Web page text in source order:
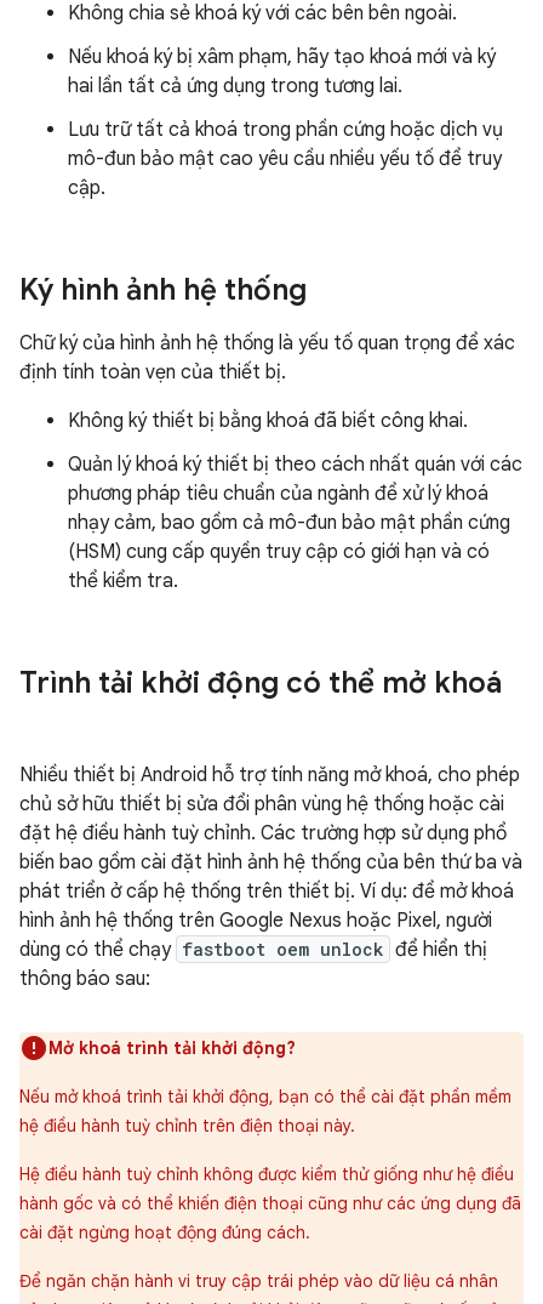
Không chia sẻ khoá ký với các bên bên ngoài.
Nếu khoá ký bị xâm phạm, hãy tạo khoá mới và ký
hai lần tất cả ứng dụng trong tương lai.
Lưu trữ tất cả khoá trong phần cứng hoặc dịch vụ
mô-đun bảo mật cao yêu cầu nhiều yếu tố để truy
cập.
Ký hình ảnh hệ thống
Chữ ký của hình ảnh hệ thống là yếu tố quan trọng để xác
định tính toàn vẹn của thiết bị.
Không ký thiết bị bằng khoá đã biết công khai.
Quản lý khoá ký thiết bị theo cách nhất quán với các
phương pháp tiêu chuẩn của ngành để xử lý khoá
nhạy cảm, bao gồm cả mô-đun bảo mật phần cứng
(HSM) cung cấp quyền truy cập có giới hạn và có
thể kiểm tra.
Trình tải khởi động có thể mở khoá
Nhiều thiết bị Android hỗ trợ tính năng mở khoá, cho phép
chủ sở hữu thiết bị sửa đổi phân vùng hệ thống hoặc cài
đặt hệ điều hành tuỳ chỉnh. Các trường hợp sử dụng phổ
biến bao gồm cài đặt hình ảnh hệ thống của bên thứ ba và
phát triển ở cấp hệ thống trên thiết bị. Ví dụ: để mở khoá
hình ảnh hệ thống trên Google Nexus hoặc Pixel, người
dùng có thể chạy fastboot oem unlock để hiển thị
thông báo sau:
Mở khoá trình tải khởi động?
Nếu mở khoá trình tải khởi động, bạn có thể cài đặt phần mềm
hệ điều hành tuỳ chỉnh trên điện thoại này.
Hệ điều hành tuỳ chỉnh không được kiểm thử giống như hệ điều
hành gốc và có thể khiến điện thoại cũng như các ứng dụng đã
cài đặt ngừng hoạt động đúng cách.
Để ngăn chặn hành vi truy cập trái phép vào dữ liệu cá nhân